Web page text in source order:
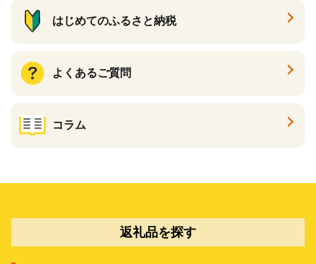
はじめてのふるさと納税
よくあるご質問
コラム
返礼品を探す